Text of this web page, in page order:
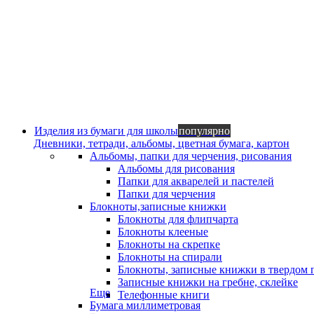
Изделия из бумаги для школыпопулярно
Дневники, тетради, альбомы, цветная бумага, картон
Альбомы, папки для черчения, рисования
Альбомы для рисования
Папки для акварелей и пастелей
Папки для черчения
Блокноты,записные книжки
Блокноты для флипчарта
Блокноты клееные
Блокноты на скрепке
Блокноты на спирали
Блокноты, записные книжки в твердом
Записные книжки на гребне, склейке
Телефонные книги
Еще
Бумага миллиметровая